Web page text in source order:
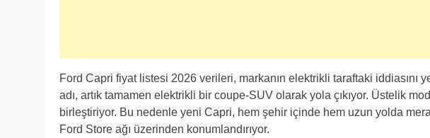
Ford Capri fiyat listesi 2026 verileri, markanın elektrikli taraftaki iddiasını
adı, artık tamamen elektrikli bir coupe-SUV olarak yola çıkıyor. Üstelik
birleştiriyor. Bu nedenle yeni Capri, hem şehir içinde hem uzun yolda
Ford Store ağı üzerinden konumlandırıyor.